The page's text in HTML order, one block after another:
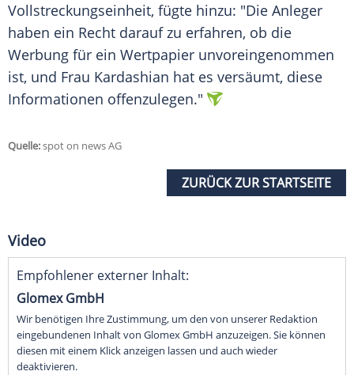
Vollstreckungseinheit, fügte hinzu: "Die Anleger
haben ein Recht darauf zu erfahren, ob die
Werbung für ein Wertpapier unvoreingenommen
ist, und Frau Kardashian hat es versäumt, diese
Informationen offenzulegen."
Quelle:spot on news AG
ZURÜCK ZUR STARTSEITE
Video
Empfohlener externer Inhalt:
Glomex GmbH
Wir benötigen Ihre Zustimmung, um den von unserer Redaktion
eingebundenen Inhalt von Glomex GmbH anzuzeigen. Sie können
diesen mit einem Klick anzeigen lassen und auch wieder
deaktivieren.